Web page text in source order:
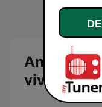
Andina
vivo